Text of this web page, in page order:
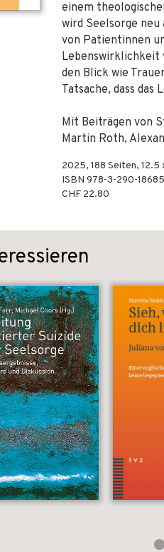
einem
wird Seelsorge
von Patientinnen
Lebenswirklichkeit
den Blick wie
Tatsache, dass
Mit Beiträgen von
Martin Roth,
2025, 188 Seiten, 12.5
ISBN 978-3-290-
CHF 22.80